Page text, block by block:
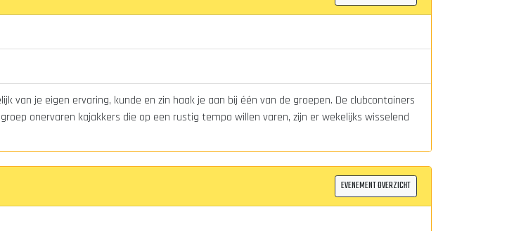
van je eigen ervaring, kunde en zin haak je aan bij één van de groepen. De clubcontainers
onervaren kajakkers die op een rustig tempo willen varen, zijn er wekelijks wisselend
EVENEMENT OVERZICHT